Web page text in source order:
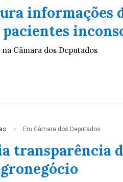
informações
Câmara dos Deputados
Em Câmara dos Deputados
transparência